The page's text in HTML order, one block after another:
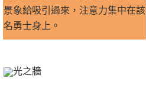
景象給吸引過來，注意力集中在該
名勇士身上。
光之牆